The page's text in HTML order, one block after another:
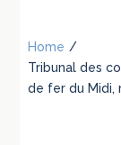
Home /
Tribunal des
de fer du Midi,